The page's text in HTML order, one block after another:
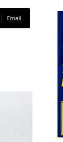
Email